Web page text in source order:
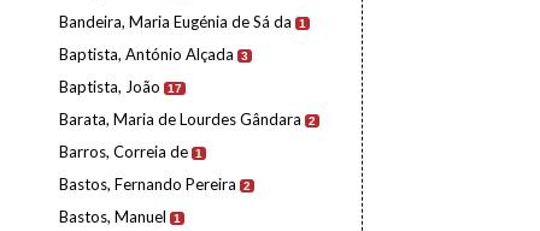
Bandeira, Maria Eugénia de Sá da 1
Baptista, António Alçada 3
Baptista, João 17
Barata, Maria de Lourdes Gândara 2
Barros, Correia de 1
Bastos, Fernando Pereira 2
Bastos, Manuel 1